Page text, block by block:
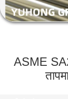
में
भ्रमण
ASME